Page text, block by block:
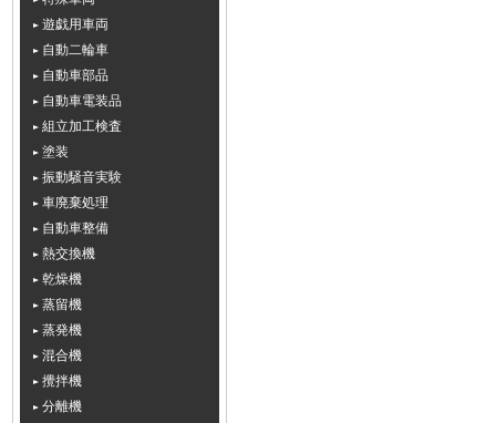
遊戯用車両
自動二輪車
自動車部品
自動車電装品
組立加工検査
塗装
振動騒音実験
車廃棄処理
自動車整備
熱交換機
乾燥機
蒸留機
蒸発機
混合機
攪拌機
分離機